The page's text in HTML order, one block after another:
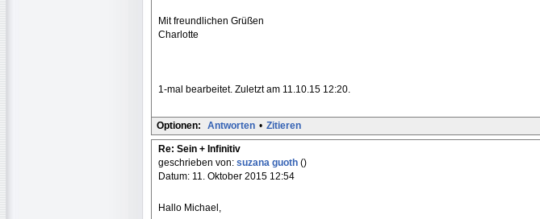
Mit freundlichen Grüßen
Charlotte
1-mal bearbeitet. Zuletzt am 11.10.15 12:20.
Optionen: Antworten • Zitieren
Re: Sein + Infinitiv
geschrieben von: suzana guoth ()
Datum: 11. Oktober 2015 12:54
Hallo Michael,